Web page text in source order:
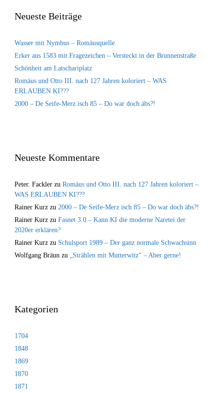
Neueste Beiträge
Wasser mit Nymbus – Romäusquelle
Erker aus 1583 mit Fragezeichen – Versteckt in der Brunnenstraße
Schönheit am Latschariplatz
Romäus und Otto III. nach 127 Jahren koloriert – WAS
ERLAUBEN KI???
2000 – De Seife-Merz isch 85 – Do war doch äbs?!
Neueste Kommentare
Peter. Fackler zu Romäus und Otto III. nach 127 Jahren koloriert –
WAS ERLAUBEN KI???
Rainer Kurz zu 2000 – De Seife-Merz isch 85 – Do war doch äbs?!
Rainer Kurz zu Fasnet 3.0 – Kann KI die moderne Naretei der
2020er erklären?
Rainer Kurz zu Schulsport 1989 – Der ganz normale Schwachsinn
Wolfgang Bräun zu „Strählen mit Mutterwitz“ – Aber gerne!
Kategorien
1704
1848
1869
1870
1871